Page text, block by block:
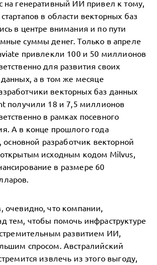
на генеративный ИИ привел к тому,
в области векторных баз
в центре внимания и по пути
суммы денег. Только в апреле
привлекли 100 и 50 миллионов
для развития своих
а в том же месяце
векторных баз данных
получили 18 и 7,5 миллионов
в рамках посевного
А в конце прошлого года
разработчик векторной
исходным кодом Milvus,
в размере 60
очевидно, что компании,
тем, чтобы помочь инфраструктуре
развитием ИИ,
спросом. Австралийский
извлечь из этого выгоду,